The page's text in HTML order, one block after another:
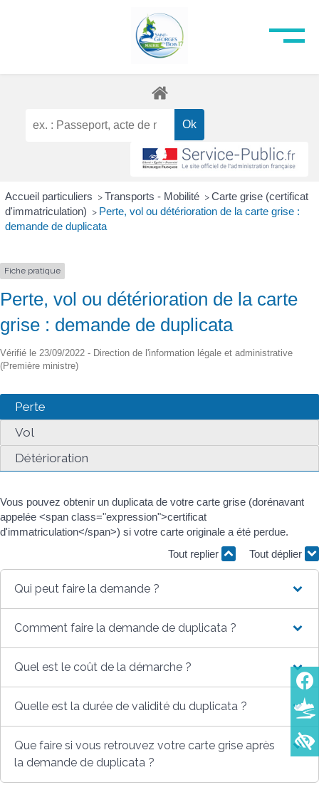
Accueil particuliers > Transports - Mobilité > Carte grise (certificat
d'immatriculation) > Perte, vol ou détérioration de la carte grise :
demande de duplicata
Fiche pratique
Perte, vol ou détérioration de la carte
grise : demande de duplicata
Vérifié le 23/09/2022 - Direction de l'information légale et administrative
(Première ministre)
Perte
Vol
Détérioration
Vous pouvez obtenir un duplicata de votre carte grise (dorénavant
appelée <span class="expression">certificat
d'immatriculation</span>) si votre carte originale a été perdue.
Tout replier
Tout déplier
Qui peut faire la demande ?
Comment faire la demande de duplicata ?
Quel est le coût de la démarche ?
Quelle est la durée de validité du duplicata ?
Que faire si vous retrouvez votre carte grise après
la demande de duplicata ?